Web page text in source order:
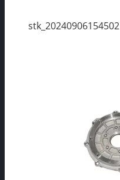
stk_20240906154502